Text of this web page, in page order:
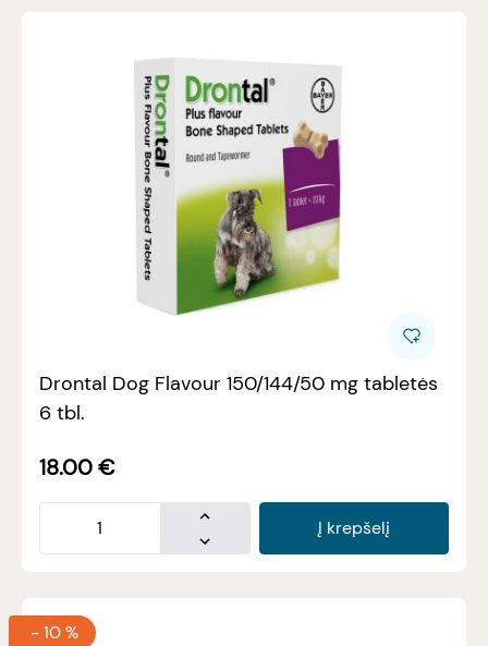
Drontal Dog Flavour 150/144/50 mg tabletės
6 tbl.
18.00€
Į krepšelį
-10 %